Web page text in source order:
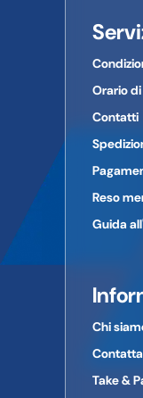
Orario
Contatti
Reso
Guida
Chi
Take &